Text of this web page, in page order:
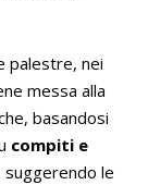
palestre, nei
messa alla
basandosi
compiti e
suggerendo le